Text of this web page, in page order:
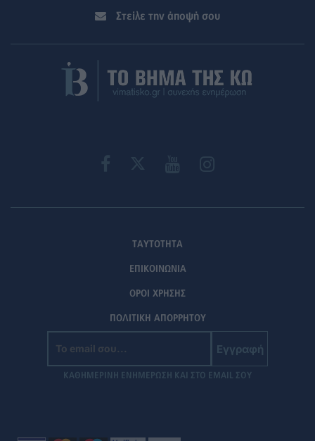
Στείλε την άποψή σου
ΤΑΥΤΟΤΗΤΑ
ΕΠΙΚΟΙΝΩΝΙΑ
ΟΡΟΙ ΧΡΗΣΗΣ
ΠΟΛΙΤΙΚΗ ΑΠΟΡΡΗΤΟΥ
Εγγραφή
ΚΑΘΗΜΕΡΙΝΗ ΕΝΗΜΕΡΩΣΗ ΚΑΙ ΣΤΟ EMAIL ΣΟΥ